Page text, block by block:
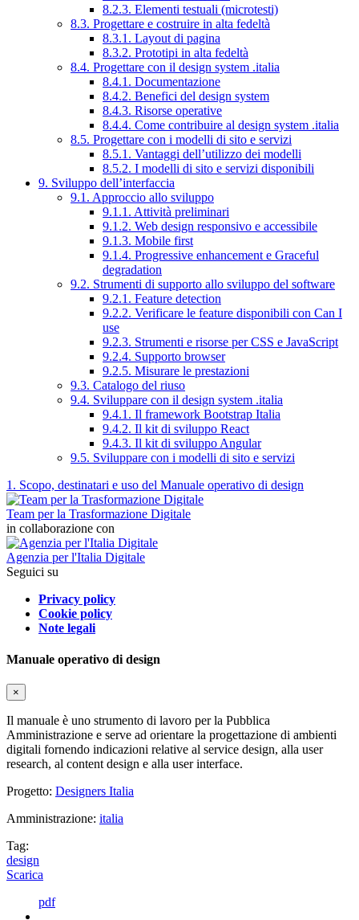
8.2.3. Elementi testuali (microtesti)
8.3. Progettare e costruire in alta fedeltà
8.3.1. Layout di pagina
8.3.2. Prototipi in alta fedeltà
8.4. Progettare con il design system .italia
8.4.1. Documentazione
8.4.2. Benefici del design system
8.4.3. Risorse operative
8.4.4. Come contribuire al design system .italia
8.5. Progettare con i modelli di sito e servizi
8.5.1. Vantaggi dell’utilizzo dei modelli
8.5.2. I modelli di sito e servizi disponibili
9. Sviluppo dell’interfaccia
9.1. Approccio allo sviluppo
9.1.1. Attività preliminari
9.1.2. Web design responsivo e accessibile
9.1.3. Mobile first
9.1.4. Progressive enhancement e Graceful
degradation
9.2. Strumenti di supporto allo sviluppo del software
9.2.1. Feature detection
9.2.2. Verificare le feature disponibili con Can I
use
9.2.3. Strumenti e risorse per CSS e JavaScript
9.2.4. Supporto browser
9.2.5. Misurare le prestazioni
9.3. Catalogo del riuso
9.4. Sviluppare con il design system .italia
9.4.1. Il framework Bootstrap Italia
9.4.2. Il kit di sviluppo React
9.4.3. Il kit di sviluppo Angular
9.5. Sviluppare con i modelli di sito e servizi
1. Scopo, destinatari e uso del Manuale operativo di design
Team per la Trasformazione Digitale
in collaborazione con
Agenzia per l'Italia Digitale
Seguici su
Privacy policy
Cookie policy
Note legali
Manuale operativo di design
×
Il manuale è uno strumento di lavoro per la Pubblica
Amministrazione e serve ad orientare la progettazione di ambienti
digitali fornendo indicazioni relative al service design, alla user
research, al content design e alla user interface.
Progetto: Designers Italia
Amministrazione: italia
Tag:
design
Scarica
pdf